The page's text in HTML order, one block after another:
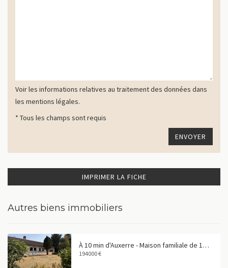
Voir les informations relatives au traitement des données dans
les mentions légales.
* Tous les champs sont requis
IMPRIMER LA FICHE
Autres biens immobiliers
À 10 min d'Auxerre - Maison familiale de 158 m² dans un bourg avec commerces
194000 €